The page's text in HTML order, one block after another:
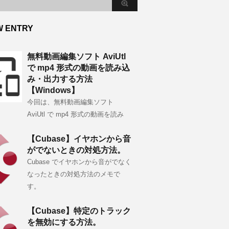
ENTRY
無料動画編集ソフト AviUtl
で mp4 形式の動画を読み込
み・出力する方法
【Windows】
今回は、無料動画編集ソフト
AviUtl で mp4 形式の動画を読み
【Cubase】イヤホンから音
がでないときの対処方法。
Cubase でイヤホンから音がでなく
なったときの対処方法のメモで
す。
【Cubase】特定のトラック
を無効にする方法。